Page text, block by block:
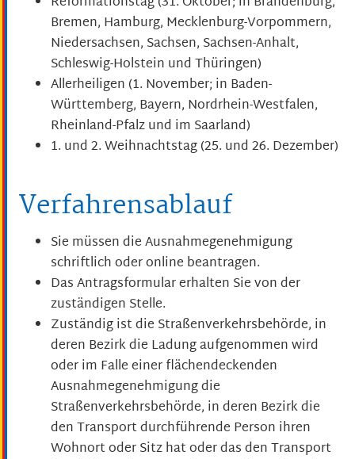
Bremen, Hamburg, Mecklenburg-Vorpommern,
Niedersachsen, Sachsen, Sachsen-Anhalt,
Schleswig-Holstein und Thüringen)
Allerheiligen (1. November; in Baden-
Württemberg, Bayern, Nordrhein-Westfalen,
Rheinland-Pfalz und im Saarland)
1. und 2. Weihnachtstag (25. und 26. Dezember)
Verfahrensablauf
Sie müssen die Ausnahmegenehmigung
schriftlich oder online beantragen.
Das Antragsformular erhalten Sie von der
zuständigen Stelle.
Zuständig ist die Straßenverkehrsbehörde, in
deren Bezirk die Ladung aufgenommen wird
oder im Falle einer flächendeckenden
Ausnahmegenehmigung die
Straßenverkehrsbehörde, in deren Bezirk die
den Transport durchführende Person ihren
Wohnort oder Sitz hat oder das den Transport